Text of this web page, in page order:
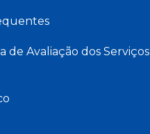
de Avaliação dos Serviços